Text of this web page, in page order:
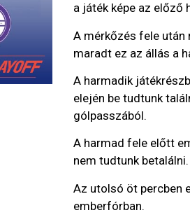
a játék képe az előző
A mérkőzés fele után
maradt ez az állás a
A harmadik
elején be tudtunk
gólpasszából.
A harmad fele előtt
nem tudtunk betalálni.
Az utolsó öt percben
emberfórban.